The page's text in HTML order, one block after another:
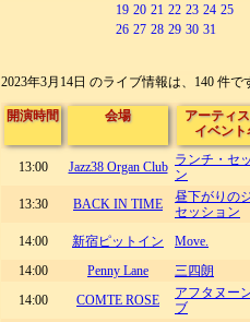
19 20 21 22 23 24 25
26 27 28 29 30 31
2023年3月14日 のライブ情報は、140 件で
開演時間 会場 アーティ
イベント
13:00 Jazz38 Organ Club ランチ・セ
ン
13:30 BACK IN TIME
昼下がりの
セッション
14:00 新宿ピットイン Move.
14:00
Penny Lane 三四朗
14:00
COMTE ROSE
アフタヌー
ブ